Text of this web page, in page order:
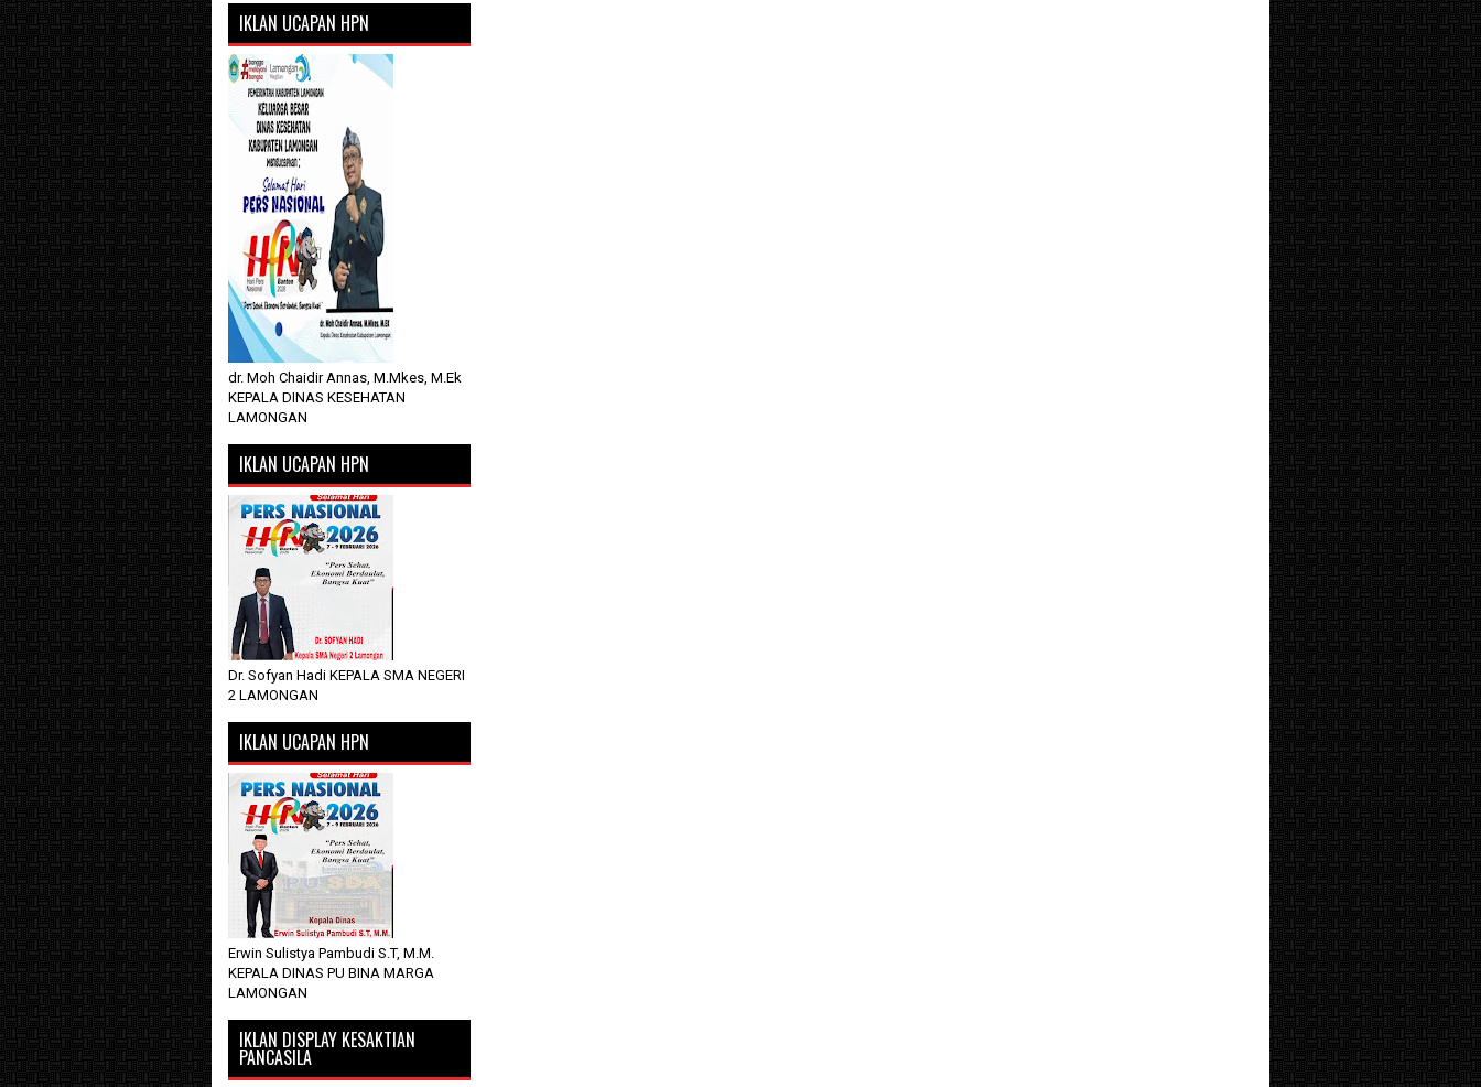
IKLAN UCAPAN HPN
dr. Moh Chaidir Annas, M.Mkes, M.Ek
KEPALA DINAS KESEHATAN
LAMONGAN
IKLAN UCAPAN HPN
Dr. Sofyan Hadi KEPALA SMA NEGERI
2 LAMONGAN
IKLAN UCAPAN HPN
Erwin Sulistya Pambudi S.T, M.M.
KEPALA DINAS PU BINA MARGA
LAMONGAN
IKLAN DISPLAY KESAKTIAN
PANCASILA